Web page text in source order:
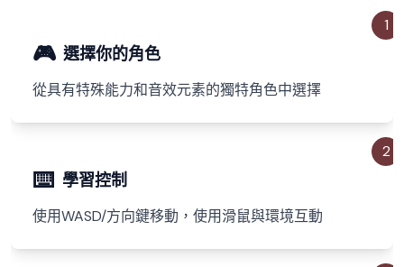
1
🎮 選擇你的角色
從具有特殊能力和音效元素的獨特角色中選擇
2
⌨️ 學習控制
使用WASD/方向鍵移動，使用滑鼠與環境互動